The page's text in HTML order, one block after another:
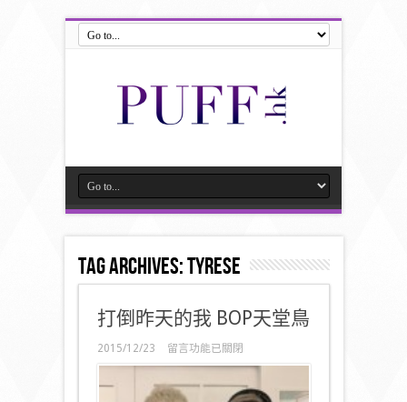
Tag Archives:Tyrese
打倒昨天的我 BOP天堂鳥
2015/12/23
在
〈打
昨
留言功能已關閉